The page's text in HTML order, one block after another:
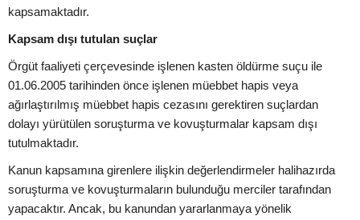
kapsamaktadır.
Kapsam dışı tutulan suçlar
Örgüt faaliyeti çerçevesinde işlenen kasten öldürme suçu ile
01.06.2005 tarihinden önce işlenen müebbet hapis veya
ağırlaştırılmış müebbet hapis cezasını gerektiren suçlardan
dolayı yürütülen soruşturma ve kovuşturmalar kapsam dışı
tutulmaktadır.
Kanun kapsamına girenlere ilişkin değerlendirmeler halihazırda
soruşturma ve kovuşturmaların bulunduğu merciler tarafından
yapacaktır. Ancak, bu kanundan yararlanmaya yönelik